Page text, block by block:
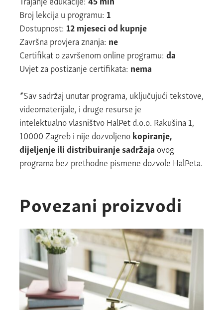
Broj lekcija u programu: 1
Dostupnost: 12 mjeseci od kupnje
Završna provjera znanja: ne
Certifikat o završenom online programu: da
Uvjet za postizanje certifikata: nema
*Sav sadržaj unutar programa, uključujući tekstove,
videomaterijale, i druge resurse je
intelektualno vlasništvo HalPet d.o.o. Rakušina 1,
10000 Zagreb i nije dozvoljenokopiranje,
dijeljenje ili distribuiranje sadržaja ovog
programa bez prethodne pismene dozvole HalPeta.
Povezani proizvodi